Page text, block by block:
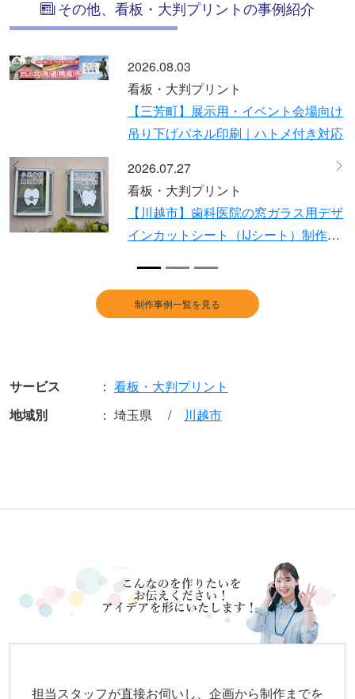
その他、看板・大判プリントの事例紹介
2026.07.21
看板・大判プリント
【草加市】賃貸物件名のステンレス切
り文字制作と設置事例 デザインから
2026.07.13
看板・大判プリント
保育施設の壁面看板リニューアル製
作・施工事例｜既存撤去からデータ支
Previous
制作事例一覧を見る
サービス
看板・大判プリント
地域別
埼玉県 川越市
担当スタッフが直接お伺いし、企画から制作までを